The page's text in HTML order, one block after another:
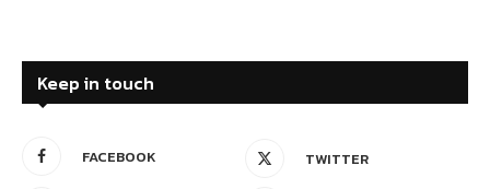
Keep in touch
FACEBOOK TWITTER